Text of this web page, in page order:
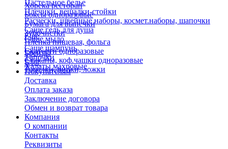
Пастельное белье
Плечики, вешалки-стойки
Расчески, швейные наборы, космет.наборы, шапочки
Саше гель для душа
Саше мыло
Саше шампунь
Тапочки
Халаты махровые
Хорека ресторан
Боксы одноразовые
Бумага для выпечки
Зубочистки
Пленка пищевая, фольга
Скатерти одноразовые
Стаканы, коф.чашки одноразовые
Тарелки, вилки, ложки
Еще
Бренды
Блог
Покупателям
Доставка
Оплата заказа
Заключение договора
Обмен и возврат товара
Компания
О компании
Контакты
Реквизиты